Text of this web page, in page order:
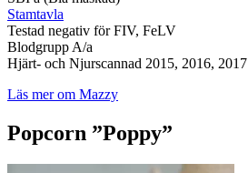
Stamtavla
Testad negativ för FIV, FeLV
Blodgrupp A/a
Hjärt- och Njurscannad 2015, 2016, 2017
Läs mer om Mazzy
Popcorn ”Poppy”